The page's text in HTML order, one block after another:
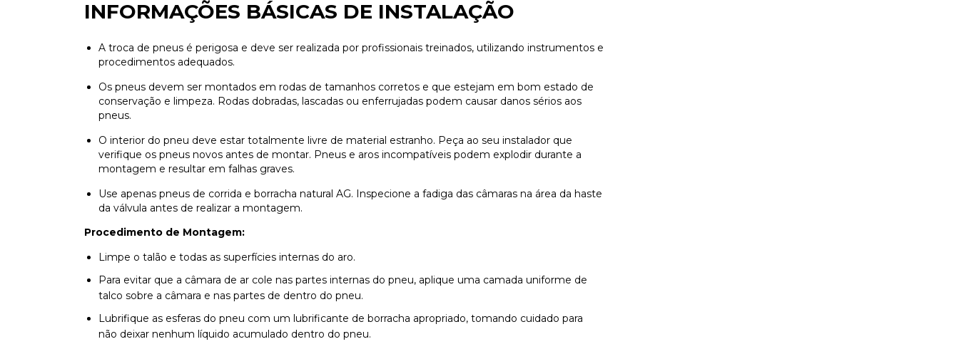
INFORMAÇÕES BÁSICAS DE INSTALAÇÃO
A troca de pneus é perigosa e deve ser realizada por profissionais treinados, utilizando instrumentos e
procedimentos adequados.
Os pneus devem ser montados em rodas de tamanhos corretos e que estejam em bom estado de
conservação e limpeza. Rodas dobradas, lascadas ou enferrujadas podem causar danos sérios aos
pneus.
O interior do pneu deve estar totalmente livre de material estranho. Peça ao seu instalador que
verifique os pneus novos antes de montar. Pneus e aros incompatíveis podem explodir durante a
montagem e resultar em falhas graves.
Use apenas pneus de corrida e borracha natural AG. Inspecione a fadiga das câmaras na área da haste
da válvula antes de realizar a montagem.
Procedimento de Montagem:
Limpe o talão e todas as superfícies internas do aro.
Para evitar que a câmara de ar cole nas partes internas do pneu, aplique uma camada uniforme de
talco sobre a câmara e nas partes de dentro do pneu.
Lubrifique as esferas do pneu com um lubrificante de borracha apropriado, tomando cuidado para
não deixar nenhum líquido acumulado dentro do pneu.